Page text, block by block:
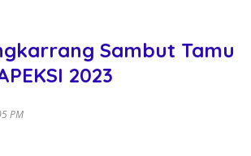
Sambut Tamu
2023
PM